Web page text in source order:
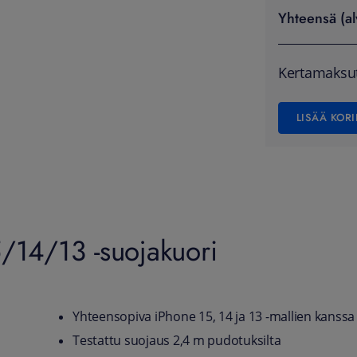
Yhteensä
LISÄÄ
14/13 -suojakuori
Yhteensopiva iPhone 15, 14 ja 13 -mallien kanssa
Testattu suojaus 2,4 m pudotuksilta